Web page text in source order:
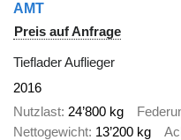
AMT
Preis auf Anfrage
Tieflader Auflieger
2016
Nutzlast 24’800 kg
Nettogewicht 13’200 kg